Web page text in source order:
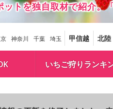
トを独自取材で紹介。
神奈川 千葉 埼玉 甲信越 北陸
いちご狩りランキ